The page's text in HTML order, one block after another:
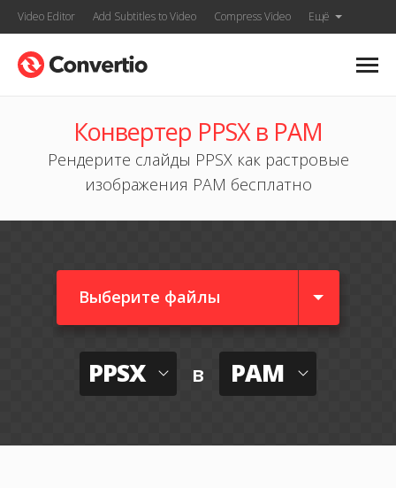
Video Editor Add Subtitles to Video Compress Video Ещё
Конвертер PPSX в PAM
Рендерите слайды PPSX как растровые
изображения PAM бесплатно
Выберите файлы
PPSX в PAM